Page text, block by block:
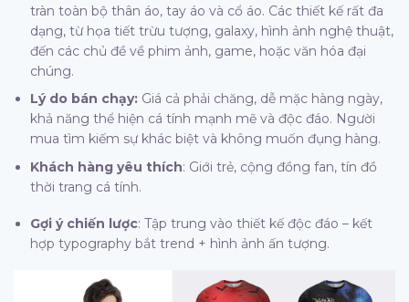
tràn toàn bộ thân áo, tay áo và cổ áo. Các thiết kế rất đa
dạng, từ họa tiết trừu tượng, galaxy, hình ảnh nghệ thuật,
đến các chủ đề về phim ảnh, game, hoặc văn hóa đại
chúng.
Lý do bán chạy: Giá cả phải chăng, dễ mặc hàng ngày,
khả năng thể hiện cá tính mạnh mẽ và độc đáo. Người
mua tìm kiếm sự khác biệt và không muốn đụng hàng.
Khách hàng yêu thích: Giới trẻ, cộng đồng fan, tín đồ
thời trang cá tính.
Gợi ý chiến lược: Tập trung vào thiết kế độc đáo – kết
hợp typography bắt trend + hình ảnh ấn tượng.